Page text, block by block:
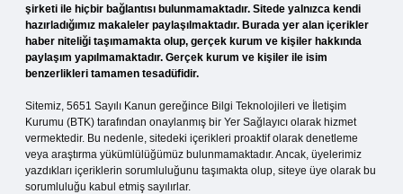
şirketi ile hiçbir bağlantısı bulunmamaktadır. Sitede yalnızca kendi
hazırladığımız makaleler paylaşılmaktadır. Burada yer alan içerikler
haber niteliği taşımamakta olup, gerçek kurum ve kişiler hakkında
paylaşım yapılmamaktadır. Gerçek kurum ve kişiler ile isim
benzerlikleri tamamen tesadüfidir.
Sitemiz, 5651 Sayılı Kanun gereğince Bilgi Teknolojileri ve İletişim
Kurumu (BTK) tarafından onaylanmış bir Yer Sağlayıcı olarak hizmet
vermektedir. Bu nedenle, sitedeki içerikleri proaktif olarak denetleme
veya araştırma yükümlülüğümüz bulunmamaktadır. Ancak, üyelerimiz
yazdıkları içeriklerin sorumluluğunu taşımakta olup, siteye üye olarak bu
sorumluluğu kabul etmiş sayılırlar.